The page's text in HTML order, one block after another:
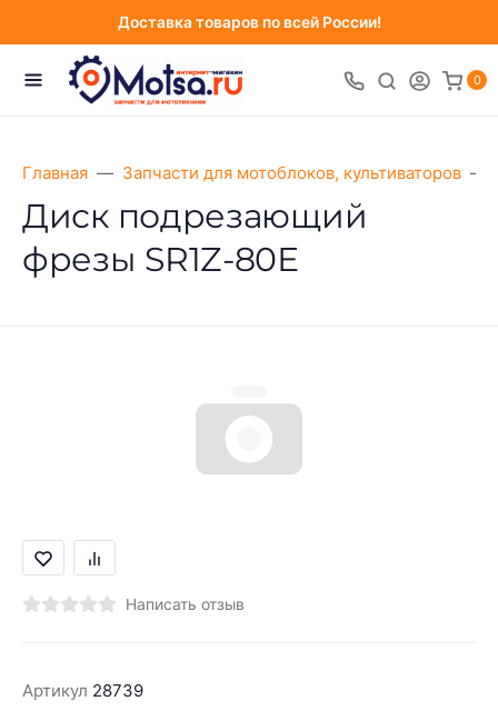
Доставка товаров по всей России!
0
Главная Запчасти для мотоблоков, культиваторов
Диск подрезающий
фрезы SR1Z-80Е
Написать отзыв
Артикул 28739